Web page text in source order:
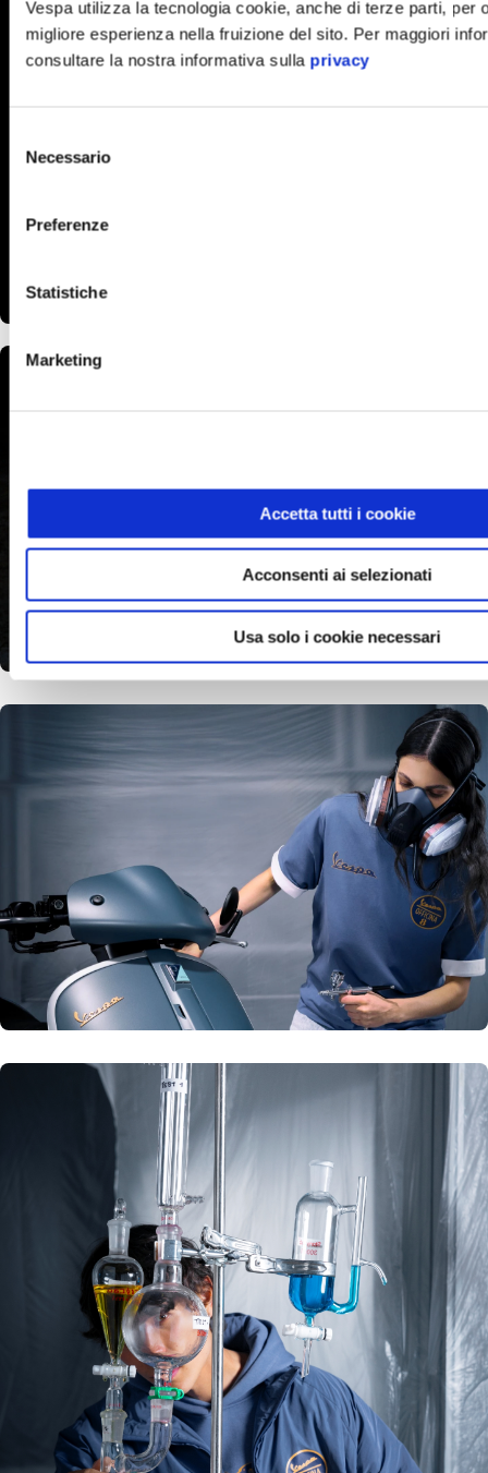
Vespa utilizza la tecnologia cookie, anche di terze parti, per
migliore esperienza nella fruizione del sito. Per maggiori
consultare la nostra informativa sulla privacy
delNecessario
Preferenze
Statistiche
Marketing
Accetta tutti i cookie
Acconsenti ai selezionati
Usa solo i cookie necessari
Item
of
Item
of